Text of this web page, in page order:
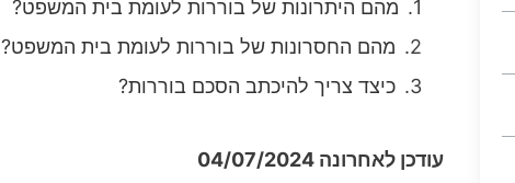
מהם היתרונות של בוררות לעומת בית המשפט?
מהם החסרונות של בוררות לעומת בית המשפט?
כיצד צריך להיכתב הסכם בוררות?
עודכן לאחרונה 04/07/2024